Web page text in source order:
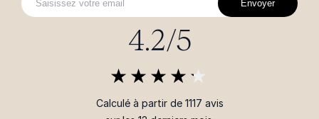
Envoyer
4.2/5
Calculé à partir de 1117 avis